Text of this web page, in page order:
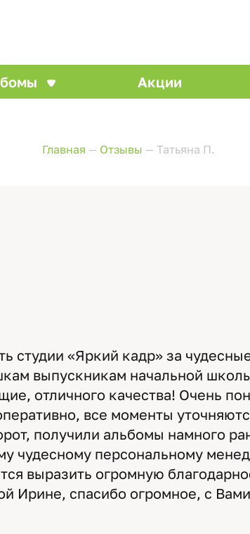
Акции
Главная — Отзывы — Татьяна П.
студии «Яркий кадр» за
выпускникам начальной
отличного качества! Очень
все моменты
получили альбомы намного
чудесному персональному
выразить огромную
Ирине, спасибо огромное, с